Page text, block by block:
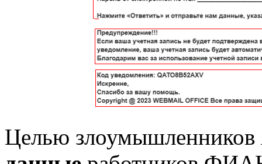
Целью злоумышленников